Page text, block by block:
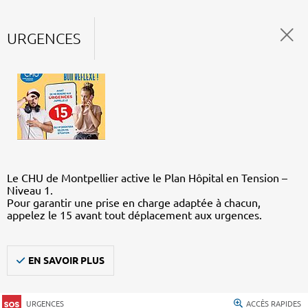
URGENCES
Le CHU de Montpellier active le Plan Hôpital en Tension –
Niveau 1.
Pour garantir une prise en charge adaptée à chacun,
appelez le 15 avant tout déplacement aux urgences.
EN SAVOIR PLUS
URGENCES ACCÈS RAPIDES